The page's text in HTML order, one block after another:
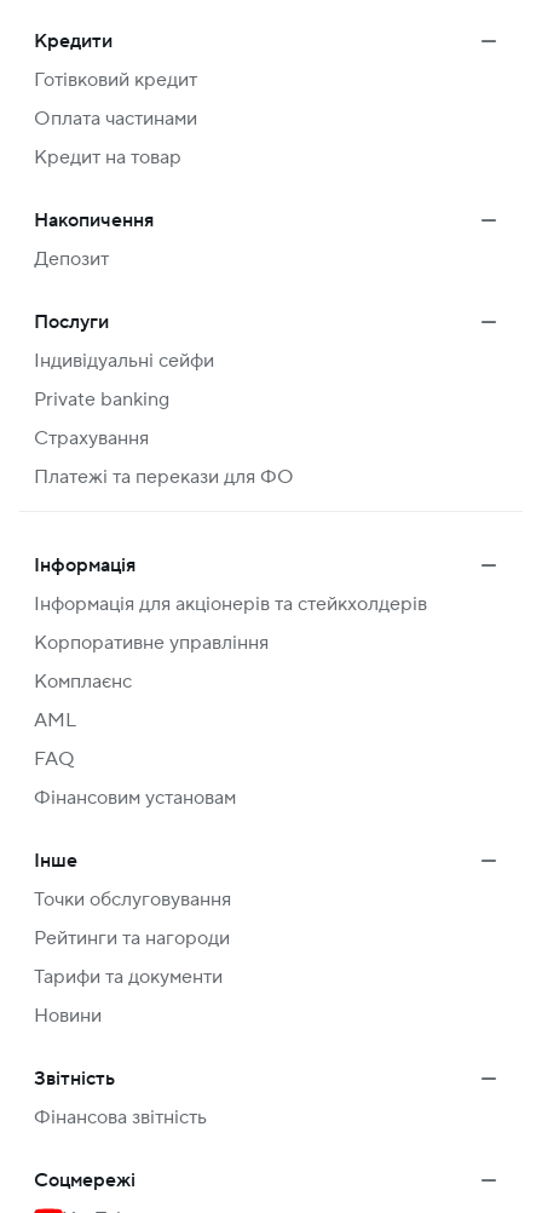
Кредити
Готівковий кредит
Оплата частинами
Кредит на товар
Накопичення
Депозит
Послуги
Індивідуальні сейфи
Private banking
Страхування
Платежі та перекази для ФО
Інформація
Інформація для акціонерів та стейкхолдерів
Корпоративне управління
Комплаєнс
AML
FAQ
Фінансовим установам
Інше
Точки обслуговування
Рейтинги та нагороди
Тарифи та документи
Новини
Звітність
Фінансова звітність
Соцмережі